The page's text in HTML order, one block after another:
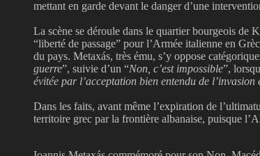
mettant en garde devant le danger d’une
La scène se déroule dans le quartier bourgeois de
“liberté de passage” pour l’Armée italienne en
du pays. Metaxás, très ému, s’y oppose
guerre”, suivie d’un “Non, c’est impossible”,
évitée par l’acceptation bien entendu de l’invasion
Dans les faits, avant même l’expiration de
territoire grec par la frontière albanaise, puisque